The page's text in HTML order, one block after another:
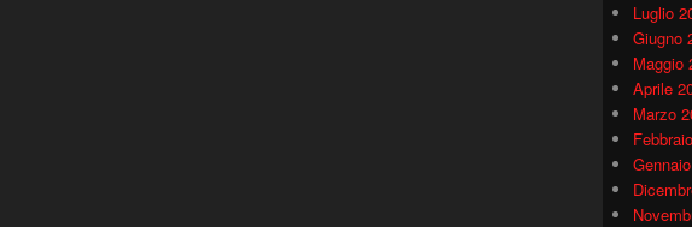
Luglio
Giugno
Maggio
Aprile
Marzo